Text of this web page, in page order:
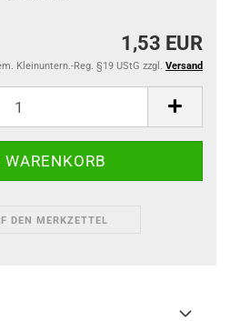
1,53 EUR
Kleinuntern.-Reg. §19 UStG zzgl. Versand
DEN MERKZETTEL